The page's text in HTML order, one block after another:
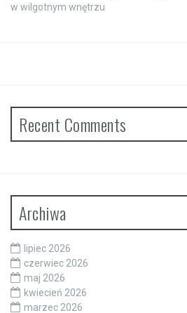
w wilgotnym wnętrzu
Recent Comments
Archiwa
lipiec 2026
czerwiec 2026
maj 2026
kwiecień 2026
marzec 2026